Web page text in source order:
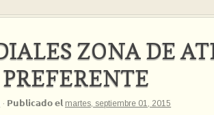
ZONA DE
· 𝗣𝘂𝗯𝗹𝗶𝗰𝗮𝗱𝗼 𝗲𝗹 martes, septiembre 01, 2015